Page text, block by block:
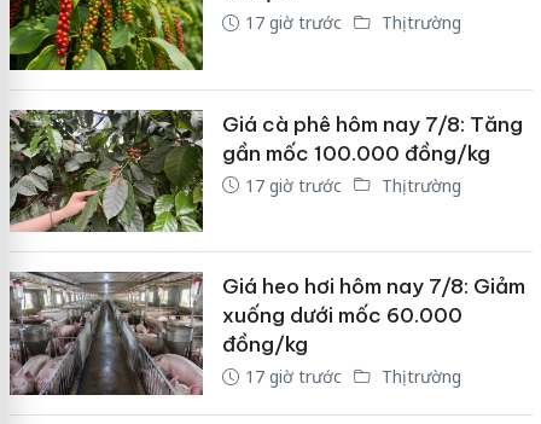
17 giờ trước Thị trường
Giá cà phê hôm nay 7/8: Tăng
gần mốc 100.000 đồng/kg
17 giờ trước Thị trường
Giá heo hơi hôm nay 7/8: Giảm
xuống dưới mốc 60.000
đồng/kg
17 giờ trước Thị trường